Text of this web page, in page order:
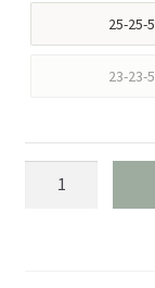
25-25-5
23-23-5